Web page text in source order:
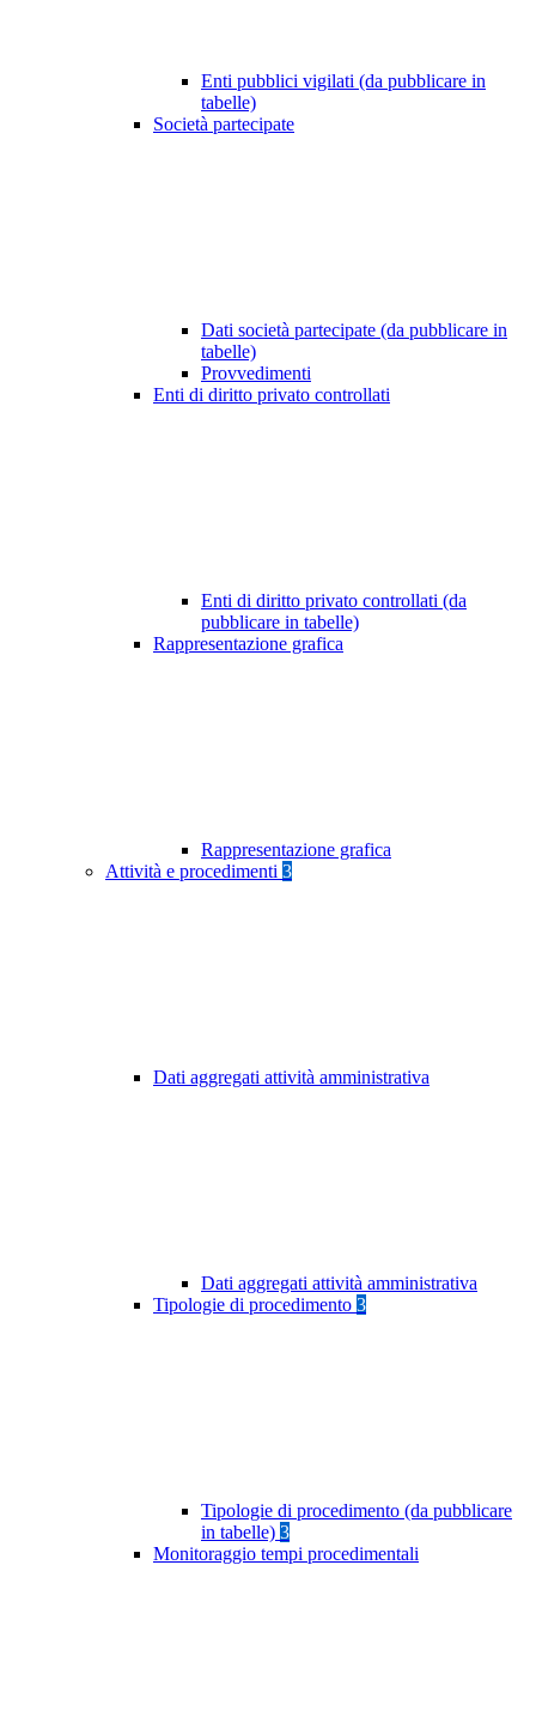
Enti pubblici vigilati (da pubblicare in
tabelle)
Società partecipate
Dati società partecipate (da pubblicare in
tabelle)
Provvedimenti
Enti di diritto privato controllati
Enti di diritto privato controllati (da
pubblicare in tabelle)
Rappresentazione grafica
Rappresentazione grafica
Attività e procedimenti 3
Dati aggregati attività amministrativa
Dati aggregati attività amministrativa
Tipologie di procedimento 3
Tipologie di procedimento (da pubblicare
in tabelle) 3
Monitoraggio tempi procedimentali